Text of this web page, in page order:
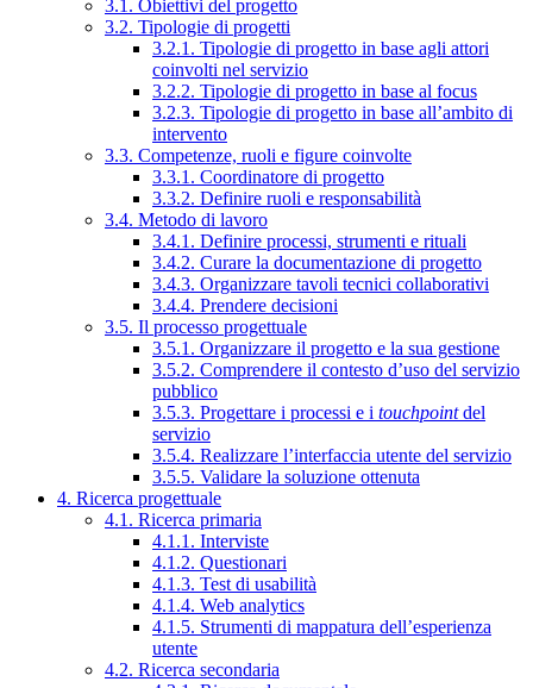
3.1. Obiettivi del progetto
3.2. Tipologie di progetti
3.2.1. Tipologie di progetto in base agli attori
coinvolti nel servizio
3.2.2. Tipologie di progetto in base al focus
3.2.3. Tipologie di progetto in base all’ambito di
intervento
3.3. Competenze, ruoli e figure coinvolte
3.3.1. Coordinatore di progetto
3.3.2. Definire ruoli e responsabilità
3.4. Metodo di lavoro
3.4.1. Definire processi, strumenti e rituali
3.4.2. Curare la documentazione di progetto
3.4.3. Organizzare tavoli tecnici collaborativi
3.4.4. Prendere decisioni
3.5. Il processo progettuale
3.5.1. Organizzare il progetto e la sua gestione
3.5.2. Comprendere il contesto d’uso del servizio
pubblico
3.5.3. Progettare i processi e i touchpointdel
servizio
3.5.4. Realizzare l’interfaccia utente del servizio
3.5.5. Validare la soluzione ottenuta
4. Ricerca progettuale
4.1. Ricerca primaria
4.1.1. Interviste
4.1.2. Questionari
4.1.3. Test di usabilità
4.1.4. Web analytics
4.1.5. Strumenti di mappatura dell’esperienza
utente
4.2. Ricerca secondaria